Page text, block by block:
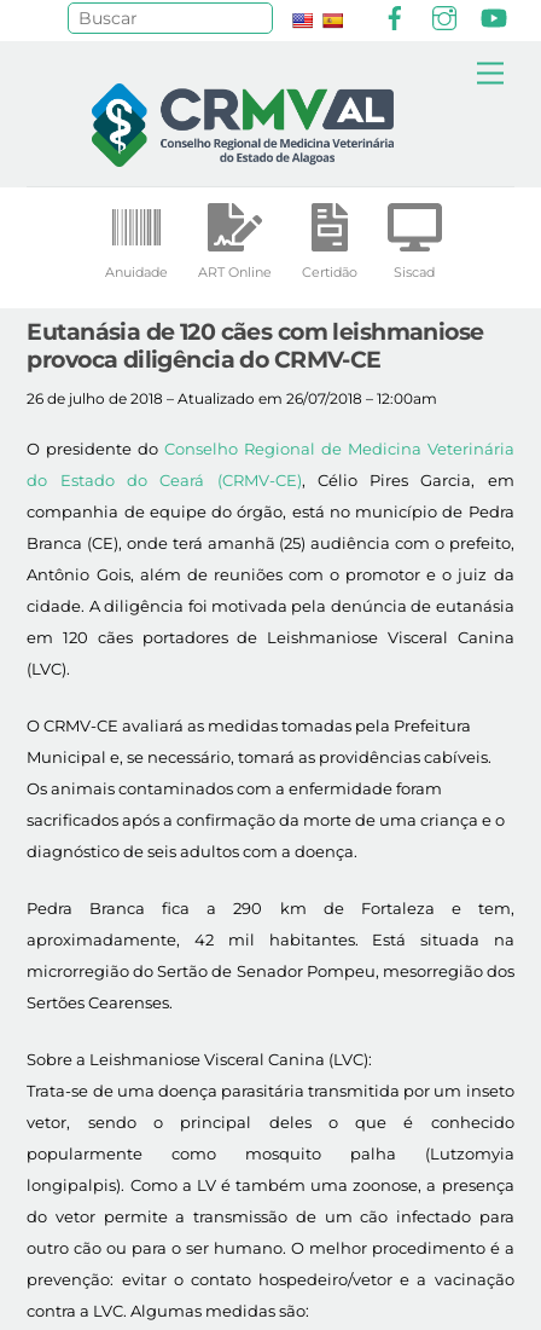
Anuidade ART Online Certidão Siscad
Eutanásia de 120 cães com leishmaniose
provoca diligência do CRMV-CE
26 de julho de 2018 – Atualizado em 26/07/2018 – 12:00am
O presidente doConselho Regional de Medicina Veterinária
do Estado do Ceará (CRMV-CE), Célio Pires Garcia, em
companhia de equipe do órgão, está no município de Pedra
Branca (CE), onde terá amanhã (25) audiência com o prefeito,
Antônio Gois, além de reuniões com o promotor e o juiz da
cidade. A diligência foi motivada pela denúncia de eutanásia
em 120 cães portadores de Leishmaniose Visceral Canina
(LVC).
O CRMV-CE avaliará as medidas tomadas pela Prefeitura
Municipal e, se necessário, tomará as providências cabíveis.
Os animais contaminados com a enfermidade foram
sacrificados após a confirmação da morte de uma criança e o
diagnóstico de seis adultos com a doença.
Pedra Branca fica a 290 km de Fortaleza e tem,
aproximadamente, 42 mil habitantes. Está situada na
microrregião do Sertão de Senador Pompeu, mesorregião dos
Sertões Cearenses.
Sobre a Leishmaniose Visceral Canina (LVC):
Trata-se de uma doença parasitária transmitida por um inseto
vetor, sendo o principal deles o que é conhecido
popularmente como mosquito palha (Lutzomyia
longipalpis). Como a LV é também uma zoonose, a presença
do vetor permite a transmissão de um cão infectado para
outro cão ou para o ser humano. O melhor procedimento é a
prevenção: evitar o contato hospedeiro/vetor e a vacinação
contra a LVC. Algumas medidas são: